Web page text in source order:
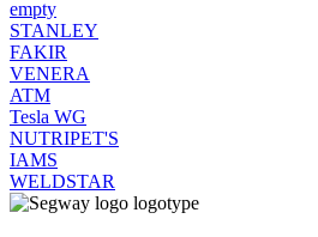
empty
STANLEY
FAKIR
VENERA
ATM
Tesla WG
NUTRIPET'S
IAMS
WELDSTAR